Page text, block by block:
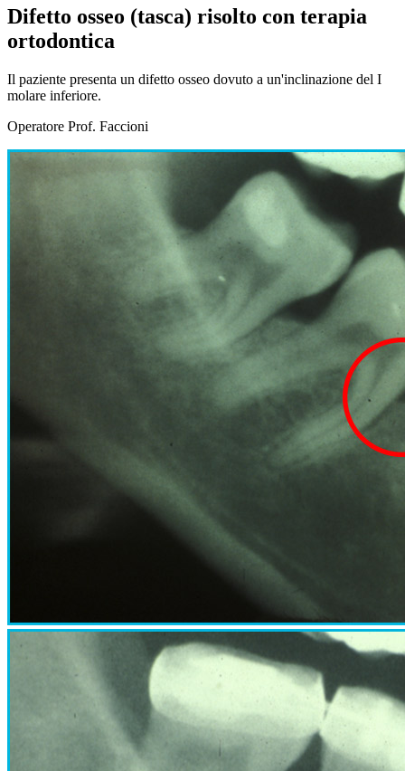
Difetto osseo (tasca) risolto con terapia
ortodontica
Il paziente presenta un difetto osseo dovuto a un'inclinazione del I
molare inferiore.
Operatore Prof. Faccioni